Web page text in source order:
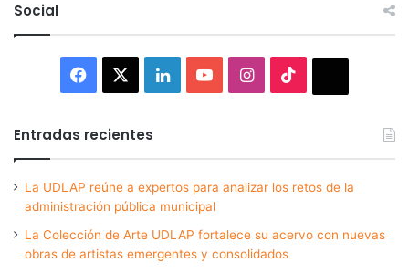
Social
Facebook LinkedInYouTubeInstagram
Entradas recientes
La UDLAP reúne a expertos para analizar los retos de la
administración pública municipal
La Colección de Arte UDLAP fortalece su acervo con nuevas
obras de artistas emergentes y consolidados